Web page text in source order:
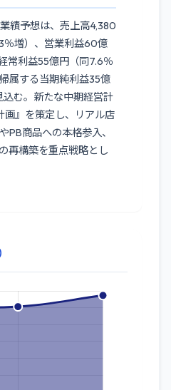
績予想は、売上高4,380
％増）、営業利益60億
常利益55億円（同7.6％
属する当期純利益35億
む。新たな中期経営計
』を策定し、リアル店
PB商品への本格参入、
再構築を重点戦略とし